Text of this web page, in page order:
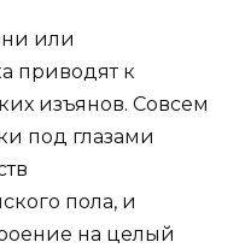
или
приводят к
изъянов. Совсем
под глазами
пола, и
на целый